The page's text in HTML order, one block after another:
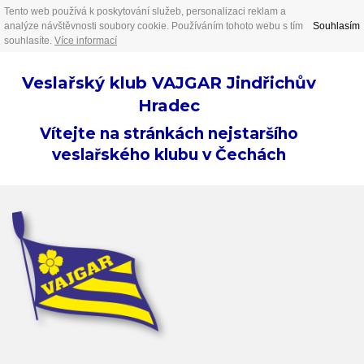
Tento web používá k poskytování služeb, personalizaci reklam a
analýze návštěvnosti soubory cookie. Používáním tohoto webu s tím
souhlasíte. Více informací
Souhlasím
Veslařský klub VAJGAR Jindřichův
Hradec
Vítejte na stránkách nejstaršího
veslařského klubu v Čechách